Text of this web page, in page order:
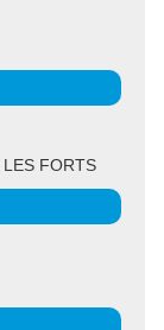
FORTS